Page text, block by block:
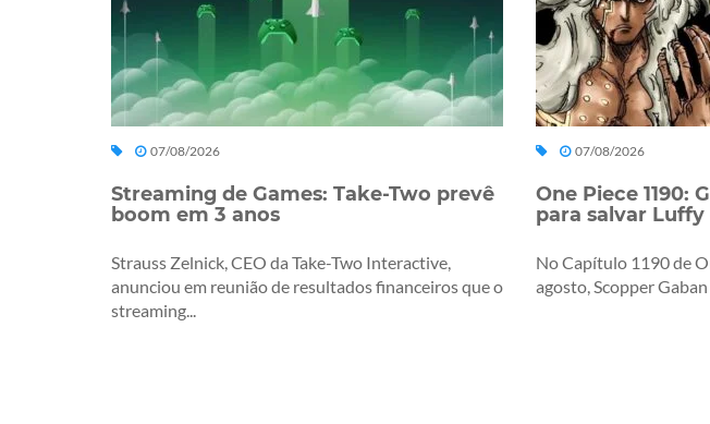
07/08/2026
Streaming de Games: Take-Two prevê
boom em 3 anos
Strauss Zelnick, CEO da Take-Two Interactive,
anunciou em reunião de resultados financeiros que o
streaming...
07/08/2026
One Piece 1190:
para salvar Luffy
No Capítulo 1190 de
agosto, Scopper